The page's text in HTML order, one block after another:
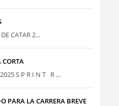
2...
CORTA
2025 S P R I N T R ...
PARA LA CARRERA BREVE